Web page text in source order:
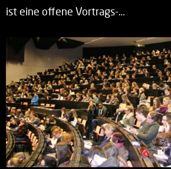
ist eine offene Vortrags-…